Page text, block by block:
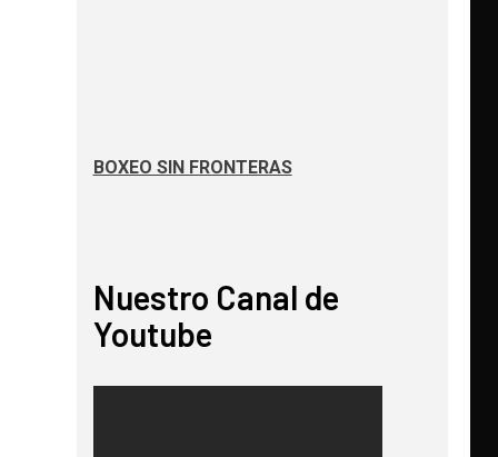
BOXEO SIN FRONTERAS
Nuestro Canal de
Youtube